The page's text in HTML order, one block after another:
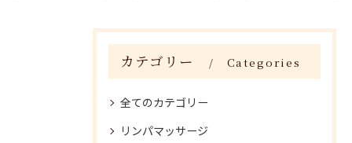
カテゴリー Categories
全てのカテゴリー
リンパマッサージ